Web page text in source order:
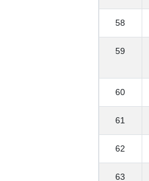
58
59
60
61
62
63